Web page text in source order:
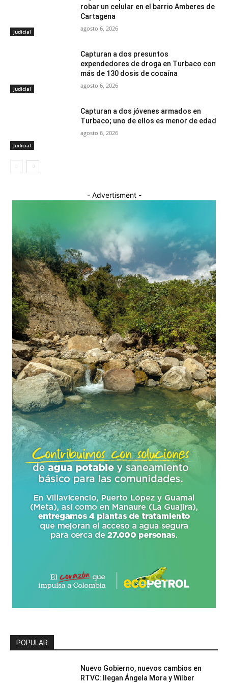
Judicial
robar un celular en el barrio Amberes de
Cartagena
agosto 6, 2026
Judicial
Capturan a dos presuntos
expendedores de droga en Turbaco con
más de 130 dosis de cocaína
agosto 6, 2026
Judicial
Capturan a dos jóvenes armados en
Turbaco; uno de ellos es menor de edad
agosto 6, 2026
- Advertisment -
POPULAR
Nuevo Gobierno, nuevos cambios en
RTVC: llegan Ángela Mora y Wilber